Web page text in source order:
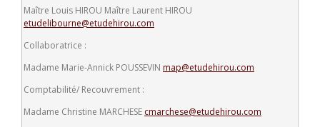
Maître Louis HIROU Maître Laurent HIROU
etudelibourne@etudehirou.com
Collaboratrice :
Madame Marie-Annick POUSSEVIN map@etudehirou.com
Comptabilité/ Recouvrement :
Madame Christine MARCHESE cmarchese@etudehirou.com